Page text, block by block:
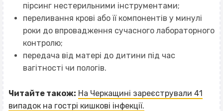
пірсинг нестерильними інструментами;
переливання крові або її компонентів у минулі
роки до впровадження сучасного лабораторного
контролю;
передача від матері до дитини під час
вагітності чи пологів.
Читайте також: На Черкащині зареєстрували 41
випадок на гострі кишкові інфекції.